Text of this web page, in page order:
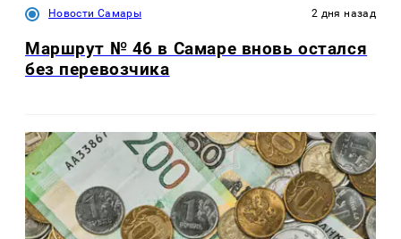
Новости Самары 2 дня назад
Маршрут № 46 в Самаре вновь остался
без перевозчика